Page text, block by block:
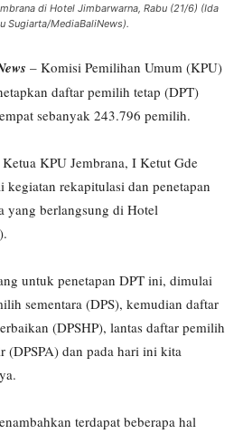
di Hotel Jimbarwarna, Rabu (21/6) (Ida
Sugiarta/MediaBaliNews).
– Komisi Pemilihan Umum (KPU)
daftar pemilih tetap (DPT)
sebanyak 243.796 pemilih.
KPU Jembrana, I Ketut Gde
kegiatan rekapitulasi dan penetapan
yang berlangsung di Hotel
untuk penetapan DPT ini, dimulai
sementara (DPS), kemudian daftar
(DPSHP), lantas daftar pemilih
(DPSPA) dan pada hari ini kita
terdapat beberapa hal